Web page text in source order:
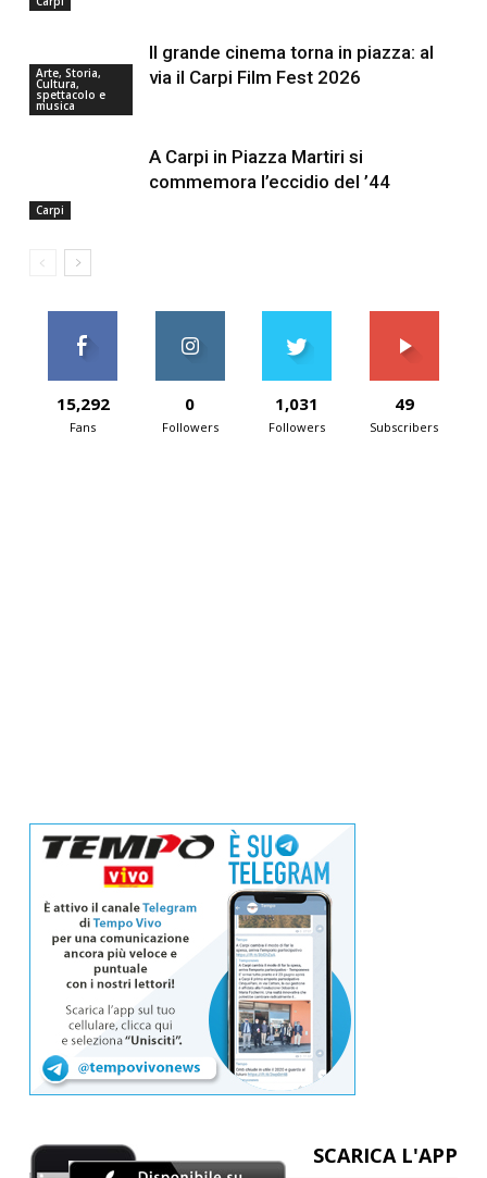
Arte, Storia,
Cultura,
spettacolo e
musica
Il grande cinema torna in piazza: al
via il Carpi Film Fest 2026
Carpi
A Carpi in Piazza Martiri si
commemora l’eccidio del ’44
15,292
Fans
0
Followers
1,031
Followers
49
Subscribers
SCARICA L'APP